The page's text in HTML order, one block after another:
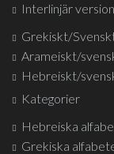
Interlinjär version
Grekiskt/
Arameiskt/
Hebreiskt/
Kategorier
Hebreiska
Grekiska